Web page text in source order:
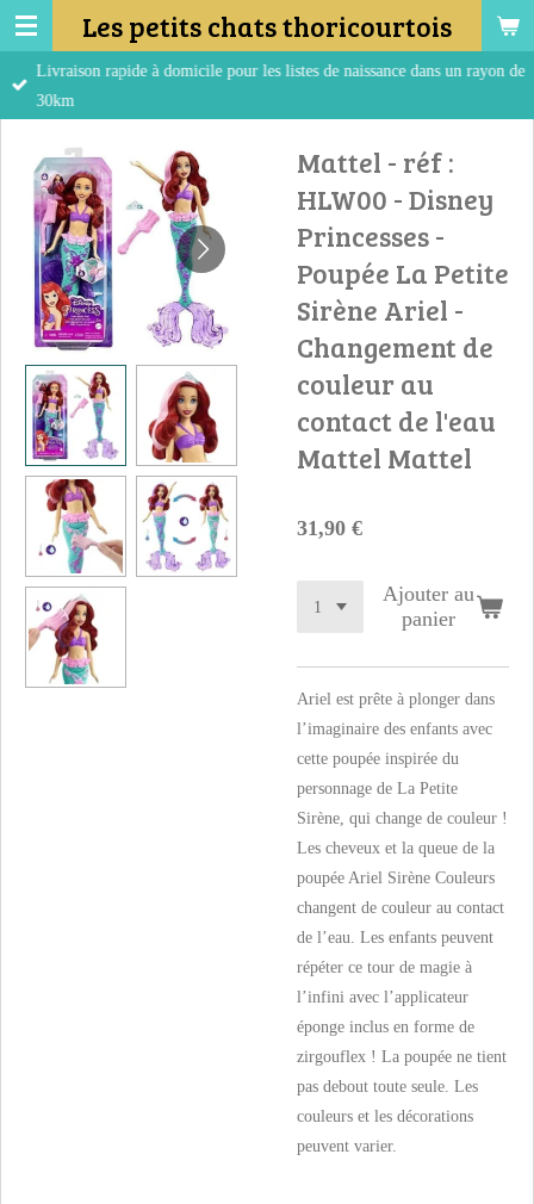
Passer
au
contenu
Les petits chats thoricourtois
Livraison rapide à domicile pour les listes de naissance dans un rayon de
30km
Mattel - réf :
HLW00 - Disney
Princesses -
Poupée La Petite
Sirène Ariel -
Changement de
couleur au
contact de l'eau
Mattel Mattel
31,90 €
Ajouter au
panier
Ariel est prête à plonger dans
l’imaginaire des enfants avec
cette poupée inspirée du
personnage de La Petite
Sirène, qui change de couleur !
Les cheveux et la queue de la
poupée Ariel Sirène Couleurs
changent de couleur au contact
de l’eau. Les enfants peuvent
répéter ce tour de magie à
l’infini avec l’applicateur
éponge inclus en forme de
zirgouflex ! La poupée ne tient
pas debout toute seule. Les
couleurs et les décorations
peuvent varier.